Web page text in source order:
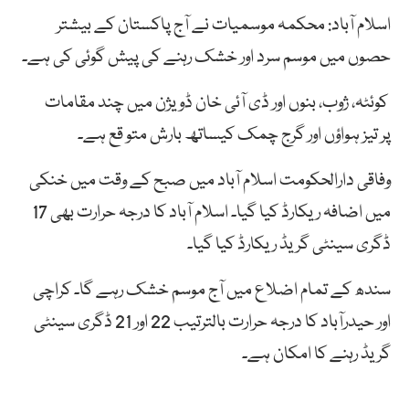
اسلام آباد: محکمہ موسمیات نے آج پاکستان کے بیشتر
حصوں میں موسم سرد اور خشک رہنے کی پیش گوئی کی ہے۔
کوئٹہ، ژوب، بنوں اور ڈی آئی خان ڈویژنمیں چند مقامات
پرتیز ہواؤں اورگرج چمککیساتھبارش متو قع ہے۔
وفاقی دارالحکومت اسلام آباد میں صبح کے وقت میں خنکی
میں اضافہ ریکارڈ کیا گیا۔ اسلام آباد کا درجہ حرارت بھی 17
ڈگری سینٹی گریڈ ریکارڈ کیا گیا۔
سندھ کے تمام اضلاع میں آج موسم خشک رہے گا۔ کراچی
اور حیدرآباد کا درجہ حرارت بالترتیب 22 اور 21 ڈگری سینٹی
گریڈ رہنے کا امکان ہے۔